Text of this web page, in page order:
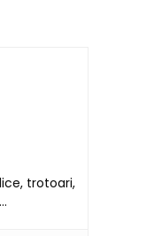
trotoari,